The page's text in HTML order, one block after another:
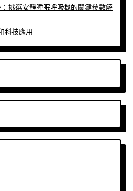
挑選安靜睡眠呼吸機的關鍵參數解
科技應用